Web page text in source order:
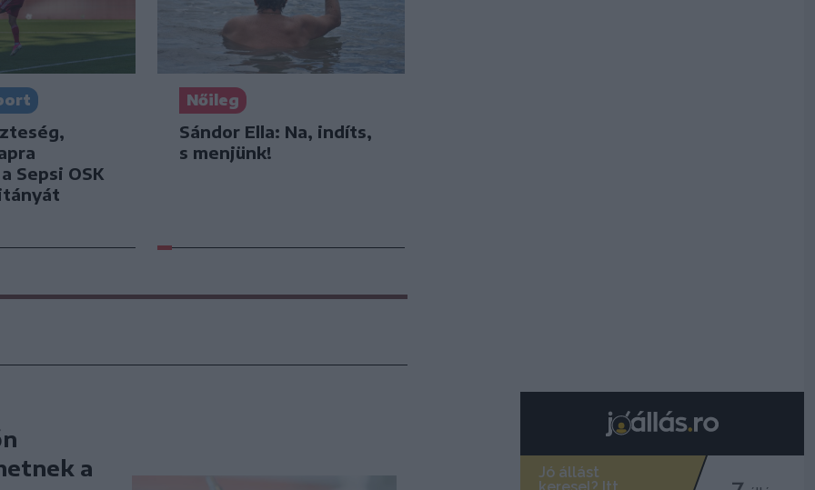
Sepsi OSK
Nőileg
Sándor Ella: Na, indíts,
s menjünk!
a